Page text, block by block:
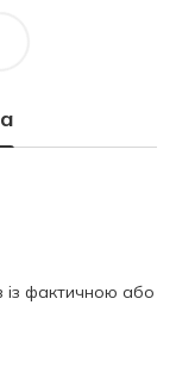
із фактичною або